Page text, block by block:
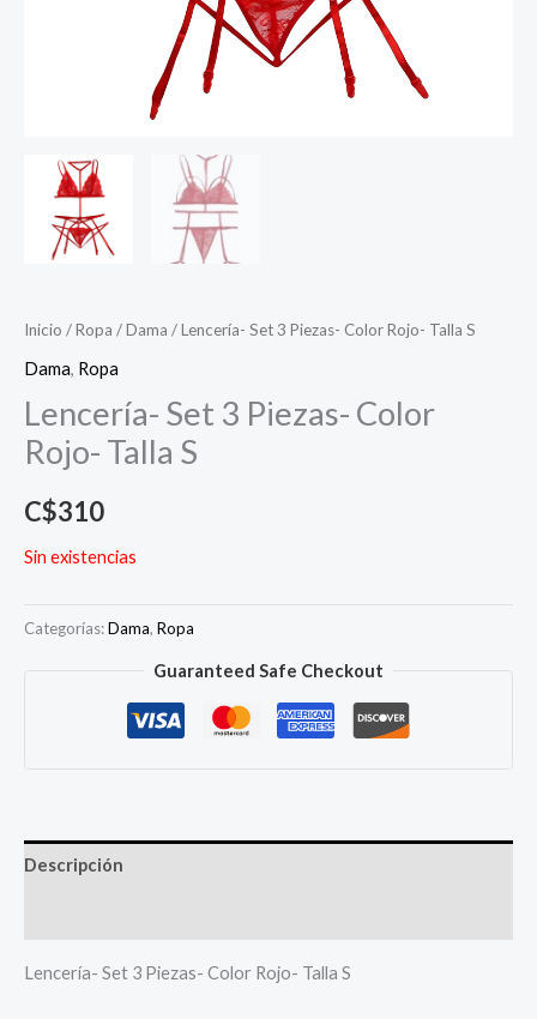
Inicio /Ropa /Dama / Lencería- Set 3 Piezas- Color Rojo- Talla S
Dama, Ropa
Lencería- Set 3 Piezas- Color
Rojo- Talla S
C$310
Sin existencias
Categorías:Dama, Ropa
Guaranteed Safe Checkout
Descripción
Lencería- Set 3 Piezas- Color Rojo- Talla S